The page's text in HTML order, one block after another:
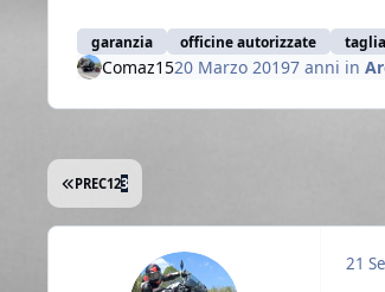
garanzia officine autorizzate
Comaz1520 Marzo 20197 anni in
PRIMA PAGINA
PREC123
21